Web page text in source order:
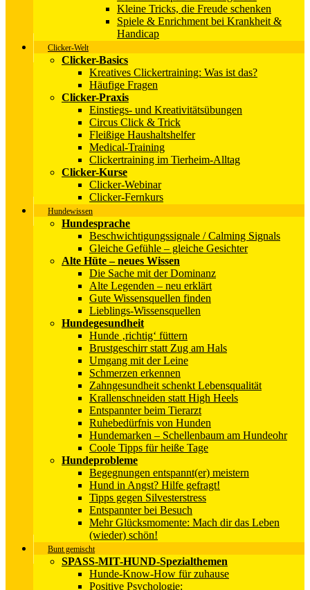
Kleine Tricks, die Freude schenken
Spiele & Enrichment bei Krankheit &
Handicap
Clicker-Welt
Clicker-Basics
Kreatives Clickertraining: Was ist das?
Häufige Fragen
Clicker-Praxis
Einstiegs- und Kreativitätsübungen
Circus Click & Trick
Fleißige Haushaltshelfer
Medical-Training
Clickertraining im Tierheim-Alltag
Clicker-Kurse
Clicker-Webinar
Clicker-Fernkurs
Hundewissen
Hundesprache
Beschwichtigungssignale / Calming Signals
Gleiche Gefühle – gleiche Gesichter
Alte Hüte – neues Wissen
Die Sache mit der Dominanz
Alte Legenden – neu erklärt
Gute Wissensquellen finden
Lieblings-Wissensquellen
Hundegesundheit
Hunde ‚richtig‘ füttern
Brustgeschirr statt Zug am Hals
Umgang mit der Leine
Schmerzen erkennen
Zahngesundheit schenkt Lebensqualität
Krallenschneiden statt High Heels
Entspannter beim Tierarzt
Ruhebedürfnis von Hunden
Hundemarken – Schellenbaum am Hundeohr
Coole Tipps für heiße Tage
Hundeprobleme
Begegnungen entspannt(er) meistern
Hund in Angst? Hilfe gefragt!
Tipps gegen Silvesterstress
Entspannter bei Besuch
Mehr Glücksmomente: Mach dir das Leben
(wieder) schön!
Bunt gemischt
SPASS-MIT-HUND-Spezialthemen
Hunde-Know-How für zuhause
Positive Psychologie: